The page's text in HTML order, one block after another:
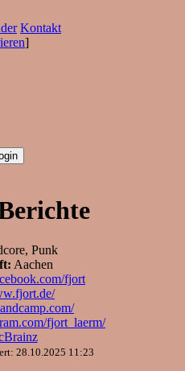
Kontakt
]
Punk
Aachen
fjort
fjort_laerm/
28.10.2025 11:23